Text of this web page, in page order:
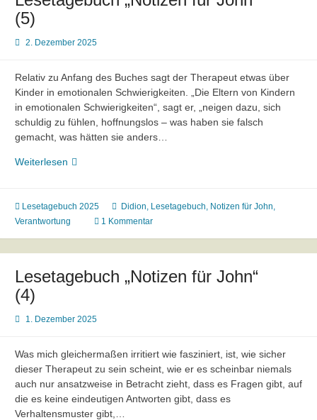
(5)
2. Dezember 2025
Relativ zu Anfang des Buches sagt der Therapeut etwas über
Kinder in emotionalen Schwierigkeiten. „Die Eltern von Kindern
in emotionalen Schwierigkeiten“, sagt er, „neigen dazu, sich
schuldig zu fühlen, hoffnungslos – was haben sie falsch
gemacht, was hätten sie anders…
Weiterlesen Lesetagebuch
John“
(5)
Lesetagebuch 2025 Didion Lesetagebuch Notizen für John
Verantwortung
1 Kommentar
Lesetagebuch „Notizen für John“
(4)
1. Dezember 2025
Was mich gleichermaßen irritiert wie fasziniert, ist, wie sicher
dieser Therapeut zu sein scheint, wie er es scheinbar niemals
auch nur ansatzweise in Betracht zieht, dass es Fragen gibt, auf
die es keine eindeutigen Antworten gibt, dass es
Verhaltensmuster gibt,…